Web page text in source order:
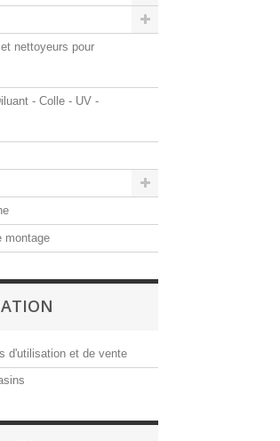
nettoyeurs pour
- Colle - UV -
montage
d'utilisation et de vente